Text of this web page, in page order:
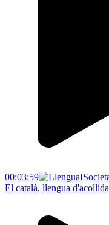
00:03:59
El català, llengua d'acollida